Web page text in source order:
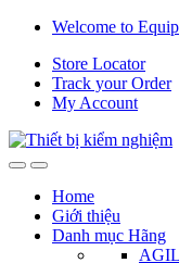
Skip
navigation
Skip
content
Welcome to
Store Locator
Track your Order
My Account
Home
Giới thiệu
Danh mục Hãng